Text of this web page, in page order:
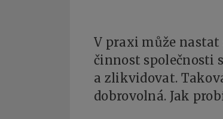
V praxi může
činnost společnosti
a zlikvidovat.
dobrovolná. Jak